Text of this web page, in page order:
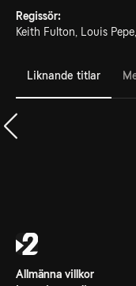
Regissör:
Keith Fulton, Louis
Liknande titlar
Allmänna villkor